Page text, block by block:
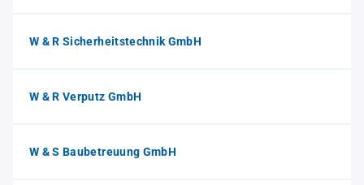
W & R Sicherheitstechnik GmbH
W & R Verputz GmbH
W & S Baubetreuung GmbH